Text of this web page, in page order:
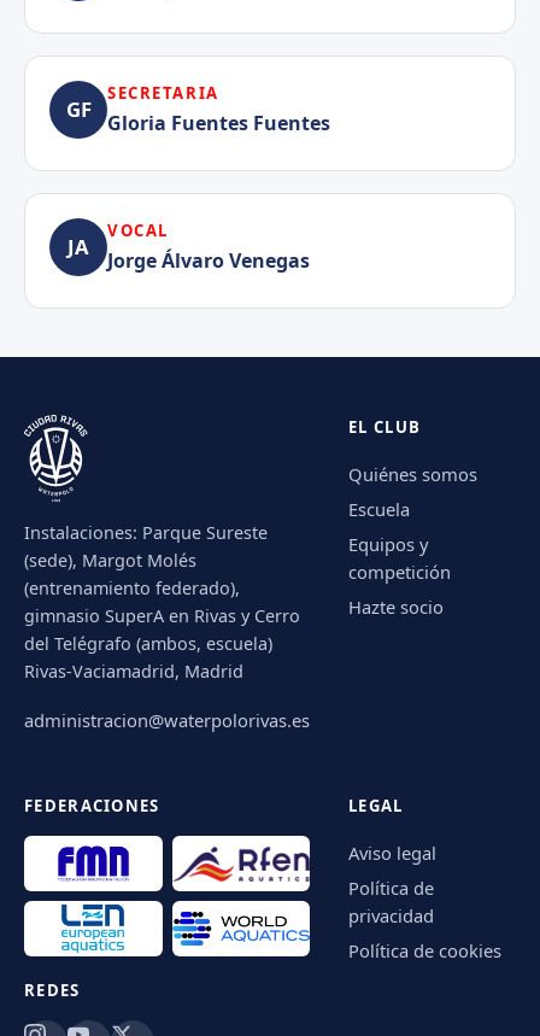
GF
SECRETARIA
Gloria Fuentes Fuentes
JA
VOCAL
Jorge Álvaro Venegas
Instalaciones: Parque Sureste
(sede), Margot Molés
(entrenamiento federado),
gimnasio SuperA en Rivas y Cerro
del Telégrafo (ambos, escuela)
Rivas-Vaciamadrid, Madrid
administracion@waterpolorivas.es
EL CLUB
Quiénes somos
Escuela
Equipos y
competición
Hazte socio
FEDERACIONES
REDES
LEGAL
Aviso legal
Política de
privacidad
Política de cookies